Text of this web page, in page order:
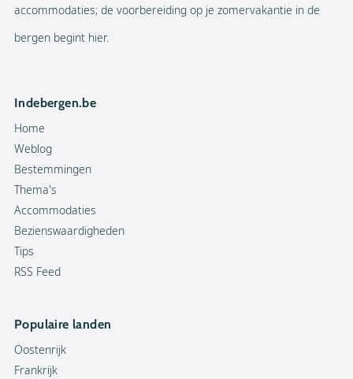
accommodaties; de voorbereiding op je zomervakantie in de
bergen begint hier.
Indebergen.be
Home
Weblog
Bestemmingen
Thema's
Accommodaties
Bezienswaardigheden
Tips
RSS Feed
Populaire landen
Oostenrijk
Frankrijk